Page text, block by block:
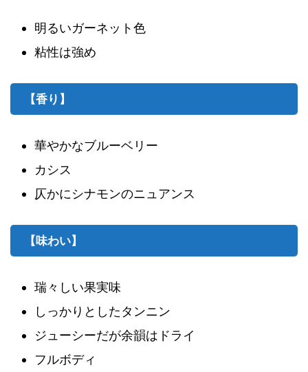
明るいガーネット色
粘性は強め
【香り】
華やかなブルーベリー
カシス
仄かにシナモンのニュアンス
【味わい】
瑞々しい果実味
しっかりとしたタンニン
ジューシーだが余韻はドライ
フルボディ